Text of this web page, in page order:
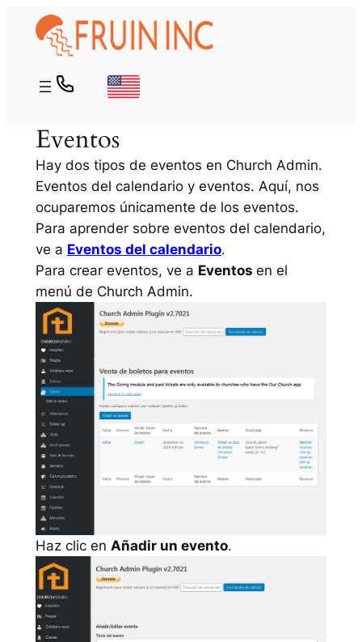
Saltar
contenido
Eventos
Hay dos tipos de eventos en Church Admin.
Eventos del calendario y eventos. Aquí, nos
ocuparemos únicamente de los eventos.
Para aprender sobre eventos del calendario,
ve a Eventos del calendario.
Para crear eventos, ve a Eventos en el
menú de Church Admin.
Haz clic en Añadir un evento.